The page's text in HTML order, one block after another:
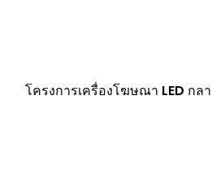
โครงการเครื่องโฆษณา LED กล